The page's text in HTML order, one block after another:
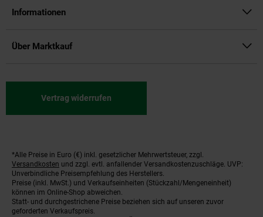
Informationen
Über Marktkauf
Vertrag widerrufen
Fußnoten
*Alle Preise in Euro (€) inkl. gesetzlicher Mehrwertsteuer, zzgl.
Versandkosten und zzgl. evtl. anfallender Versandkostenzuschläge. UVP:
Unverbindliche Preisempfehlung des Herstellers.
Preise (inkl. MwSt.) und Verkaufseinheiten (Stückzahl/Mengeneinheit)
können im Online-Shop abweichen.
Statt- und durchgestrichene Preise beziehen sich auf unseren zuvor
geforderten Verkaufspreis.